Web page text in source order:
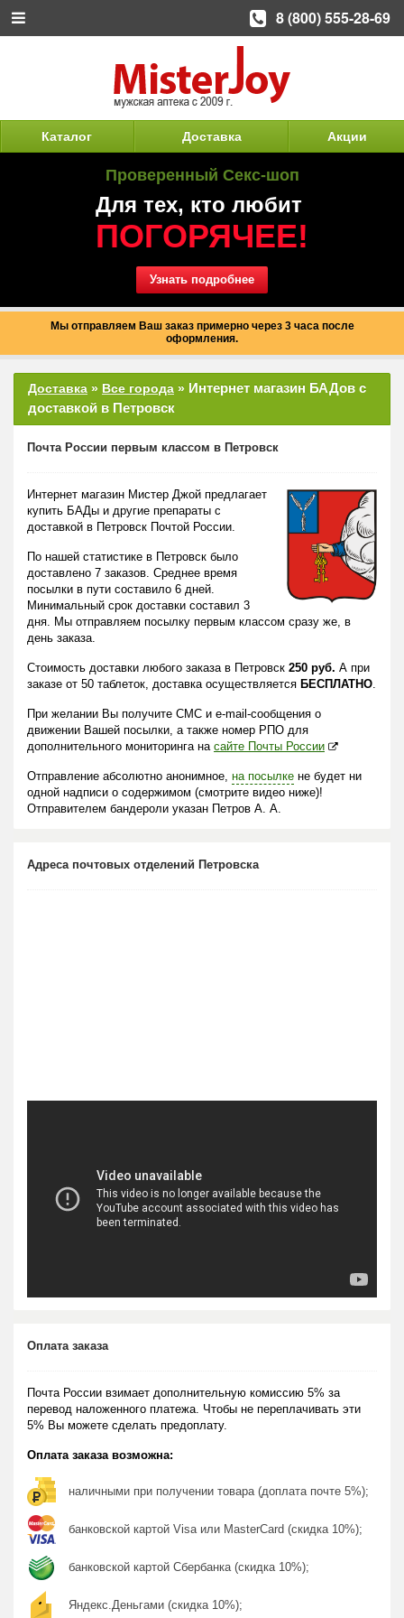
Каталог Доставка Акции
Проверенный Секс-шоп
Для тех, кто любит
ПОГОРЯЧЕЕ!
Узнать подробнее
Мы отправляем Ваш заказ примерно через 3 часа после
оформления.
Доставка » Все города » Интернет магазин БАДов с
доставкой в Петровск
Почта России первым классом в Петровск
Интернет магазин Мистер Джой предлагает
купить БАДы и другие препараты с
доставкой в Петровск Почтой России.
По нашей статистике в Петровск было
доставлено 7 заказов. Среднее время
посылки в пути составило 6 дней.
Минимальный срок доставки составил 3
дня. Мы отправляем посылку первым классом сразу же, в
день заказа.
Стоимость доставки любого заказа в Петровск 250 руб. А при
заказе от 50 таблеток, доставка осуществляется БЕСПЛАТНО.
При желании Вы получите СМС и e-mail-сообщения о
движении Вашей посылки, а также номер РПО для
дополнительного мониторинга на сайте Почты России
Отправление абсолютно анонимное, на посылке не будет ни
одной надписи о содержимом (смотрите видео ниже)!
Отправителем бандероли указан Петров А. А.
Адреса почтовых отделений Петровска
Оплата заказа
Почта России взимает дополнительную комиссию 5% за
перевод наложенного платежа. Чтобы не переплачивать эти
5% Вы можете сделать предоплату.
Оплата заказа возможна:
наличными при получении товара (доплата почте 5%);
банковской картой Visa или MasterCard (скидка 10%);
банковской картой Сбербанка (скидка 10%);
Яндекс.Деньгами (скидка 10%);
8 (800) 555-28-69